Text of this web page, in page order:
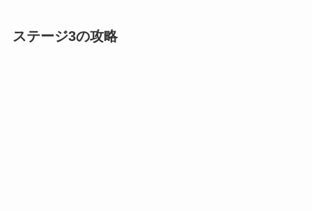
ステージ3の攻略